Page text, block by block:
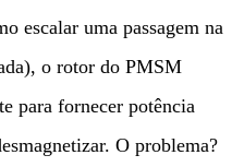
escalar uma passagem na
o rotor do PMSM
para fornecer potência
O problema?